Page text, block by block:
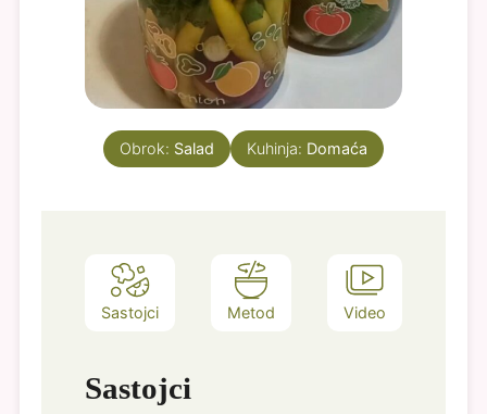
Obrok: Salad Kuhinja: Domaća
Sastojci Metod Video
Sastojci